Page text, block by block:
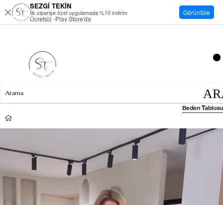
Beden Tablosu
SEZGİ TEKİN
İlk siparişe özel uygulamada %10 indirim
Ücretsiz -Play Store'da
Görüntüle